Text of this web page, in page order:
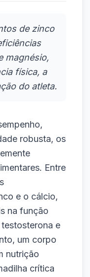
de zinco
magnésio,
física, a
do atleta.
robusta, os
Entre
e o cálcio,
na função
e
um corpo
nutrição
crítica